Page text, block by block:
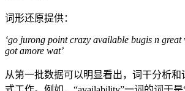
词形还原提供：
‘go jurong point crazy available bugis n
got amore wat’
从第一批数据可以明显看出，词干分析和